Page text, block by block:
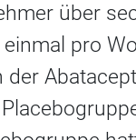
über
pro